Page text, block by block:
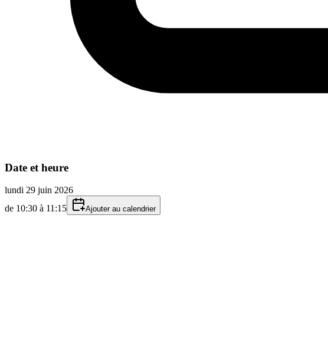
Date et heure
lundi 29 juin 2026
de 10:30 à 11:15
Ajouter au calendrier